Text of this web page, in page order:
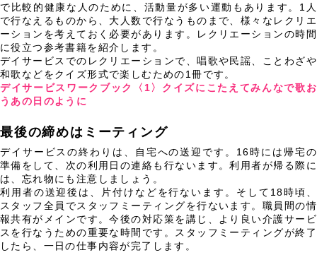
で比較的健康な人のために、活動量が多い運動もあります。1人
で行なえるものから、大人数で行なうものまで、様々なレクリエ
ーションを考えておく必要があります。レクリエーションの時間
に役立つ参考書籍を紹介します。
デイサービスでのレクリエーションで、唱歌や民謡、ことわざや
和歌などをクイズ形式で楽しむための1冊です。
デイサービスワークブック〈1〉クイズにこたえてみんなで歌お
うあの日のように
最後の締めはミーティング
デイサービスの終わりは、自宅への送迎です。16時には帰宅の
準備をして、次の利用日の連絡も行ないます。利用者が帰る際に
は、忘れ物にも注意しましょう。
利用者の送迎後は、片付けなどを行ないます。そして18時頃、
スタッフ全員でスタッフミーティングを行ないます。職員間の情
報共有がメインです。今後の対応策を講じ、より良い介護サービ
スを行なうための重要な時間です。スタッフミーティングが終了
したら、一日の仕事内容が完了します。